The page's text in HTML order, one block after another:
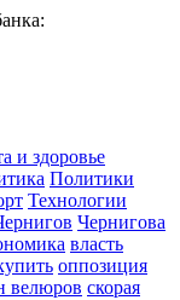
и здоровье
Политики
Технологии
Чернигова
власть
оппозиция
велюров скорая